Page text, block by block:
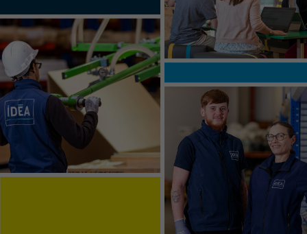
QUEL EST VOTRE BESOIN ?